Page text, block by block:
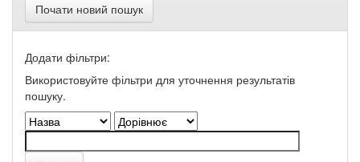
Почати новий пошук
Додати фільтри:
Використовуйте фільтри для уточнення результатів
пошуку.